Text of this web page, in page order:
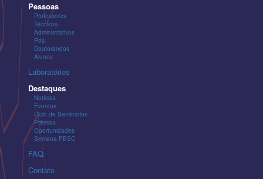
Pessoas
Professores
Técnicos-
Administrativos
Pós-
Doutorandos
Alunos
Laboratórios
Destaques
Notícias
Eventos
Ciclo de Seminários
Prêmios
Oportunidades
Semana PESC
FAQ
Contato